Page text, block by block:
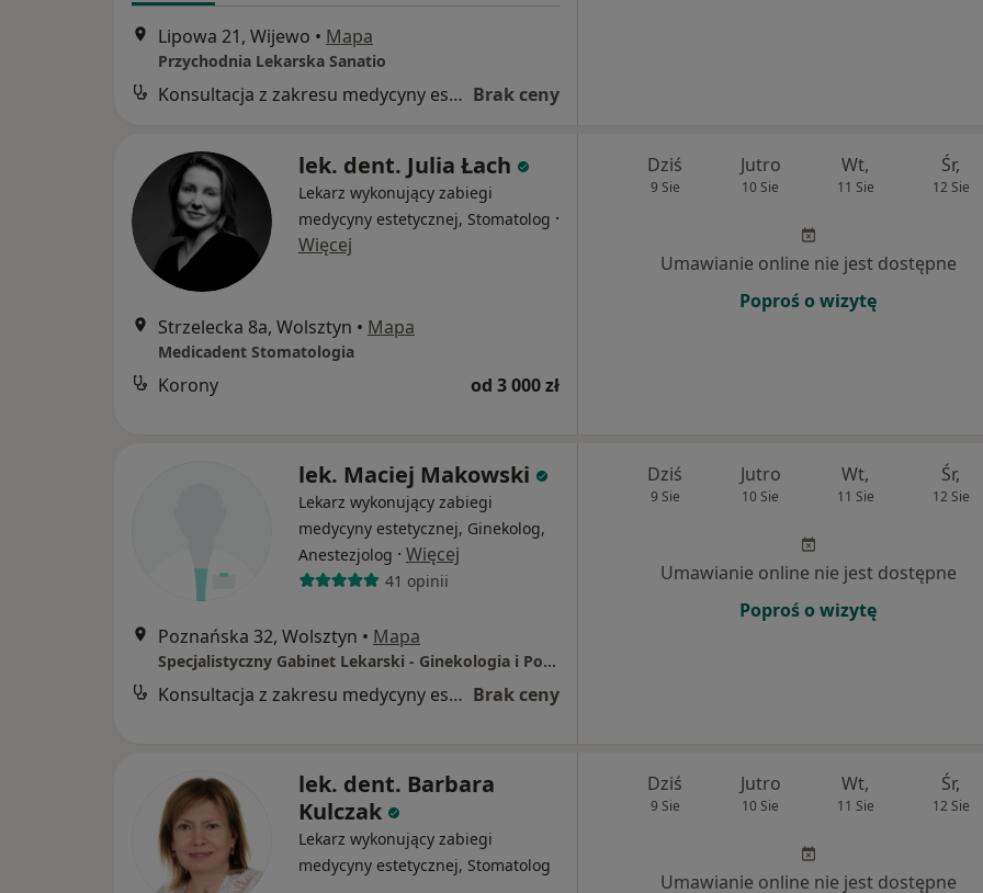
Lipowa 21, Wijewo • Mapa
Przychodnia Lekarska Sanatio
Konsultacja z zakresu medycyny estetycznej Brak ceny
lek. dent. Julia Łach
Lekarz wykonujący zabiegi
medycyny estetycznej, Stomatolog ·
Więcej
Strzelecka 8a, Wolsztyn • Mapa
Medicadent Stomatologia
Korony od 3 000 zł
Dziś
9 Sie
Jutro
10 Sie
Wt,
11 Sie
Śr,
12 Sie
Umawianie online nie jest dostępne
Poproś o wizytę
lek. Maciej Makowski
Lekarz wykonujący zabiegi
medycyny estetycznej, Ginekolog,
Anestezjolog · Więcej
41 opinii
Poznańska 32, Wolsztyn • Mapa
Specjalistyczny Gabinet Lekarski - Ginekologia i Położnictwo - Medycyna Estetyczna - Ginekologia Estetyczna
Konsultacja z zakresu medycyny estetycznej Brak ceny
Dziś
9 Sie
Jutro
10 Sie
Wt,
11 Sie
Śr,
12 Sie
Umawianie online nie jest dostępne
Poproś o wizytę
lek. dent. Barbara
Kulczak
Lekarz wykonujący zabiegi
medycyny estetycznej, Stomatolog
Dziś
9 Sie
Jutro
10 Sie
Wt,
11 Sie
Śr,
12 Sie
Umawianie online nie jest dostępne